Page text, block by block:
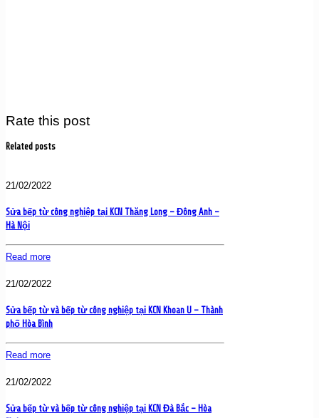
Rate this post
Related posts
21/02/2022
Sửa bếp từ công nghiệp tại KCN Thăng Long – Đông Anh –
Hà Nội
Read more
21/02/2022
Sửa bếp từ và bếp từ công nghiệp tại KCN Khoan U – Thành
phố Hòa Bình
Read more
21/02/2022
Sửa bếp từ và bếp từ công nghiệp tại KCN Đà Bắc – Hòa